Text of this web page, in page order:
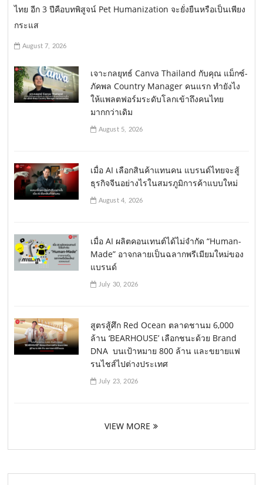
ไทย อีก 3 ปีคือบทพิสูจน์ Pet Humanization จะยั่งยืนหรือเป็นเพียง
กระแส
August 7, 2026
เจาะกลยุทธ์ Canva Thailand กับคุณ แม็กซ์-
ภัคพล Country Manager คนแรก ทำยังไง
ให้แพลตฟอร์มระดับโลกเข้าถึงคนไทย
มากกว่าเดิม
August 5, 2026
เมื่อ AI เลือกสินค้าแทนคน แบรนด์ไทยจะสู้
ธุรกิจจีนอย่างไรในสมรภูมิการค้าแบบใหม่
August 4, 2026
เมื่อ AI ผลิตคอนเทนต์ได้ไม่จำกัด “Human-
Made” อาจกลายเป็นฉลากพรีเมียมใหม่ของ
แบรนด์
July 30, 2026
สูตรสู้ศึก Red Ocean ตลาดชานม 6,000
ล้าน ‘BEARHOUSE’ เลือกชนะด้วย Brand
DNA บนเป้าหมาย 800 ล้าน และขยายแฟ
รนไชส์ไปต่างประเทศ
July 23, 2026
VIEW MORE